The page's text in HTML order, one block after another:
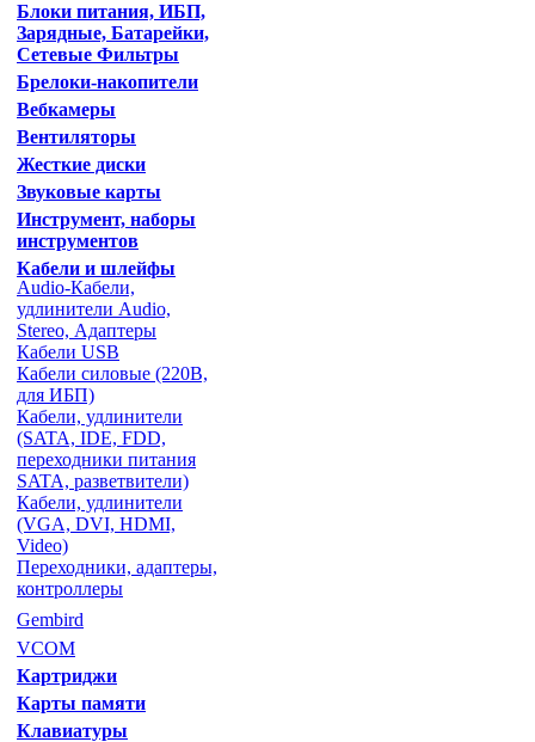
Блоки питания, ИБП,
Зарядные, Батарейки,
Сетевые Фильтры
Брелоки-накопители
Вебкамеры
Вентиляторы
Жесткие диски
Звуковые карты
Инструмент, наборы
инструментов
Кабели и шлейфы
Audio-Кабели,
удлинители Audio,
Stereo, Адаптеры
Кабели USB
Кабели силовые (220В,
для ИБП)
Кабели, удлинители
(SATA, IDE, FDD,
переходники питания
SATA, разветвители)
Кабели, удлинители
(VGA, DVI, HDMI,
Video)
Переходники, адаптеры,
контроллеры
Gembird
VCOM
Картриджи
Карты памяти
Клавиатуры